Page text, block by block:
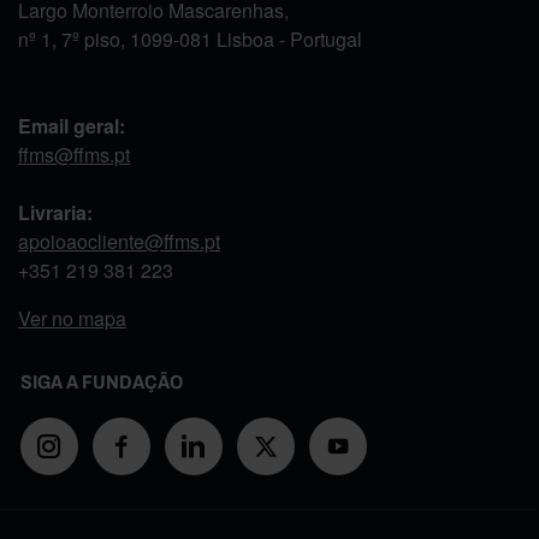
Largo Monterroio Mascarenhas,
nº 1, 7º piso, 1099-081 Lisboa - Portugal
Email geral:
ffms@ffms.pt
Livraria:
apoioaocliente@ffms.pt
+351 219 381 223
Ver no mapa
SIGA A FUNDAÇÃO